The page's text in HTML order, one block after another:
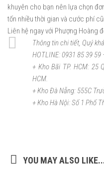
khuyên cho bạn nên lựa chọn
tốn nhiều thời gian và cước phí
Liên hệ ngay với Phượng Hoàng
Thông tin chi tiết, Quý
HOTLINE: 0931 85 39 59
+ Kho Bãi TP. HCM: 25
HCM.
+ Kho Đà Nẵng: 555C
+ Kho Hà Nội: Số 1 Phố
YOU MAY ALSO